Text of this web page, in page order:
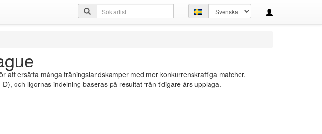
Ställ
in
språk
Sökfråga
att ersätta många träningslandskamper med mer konkurrenskraftiga matcher.
och ligornas indelning baseras på resultat från tidigare års upplaga.